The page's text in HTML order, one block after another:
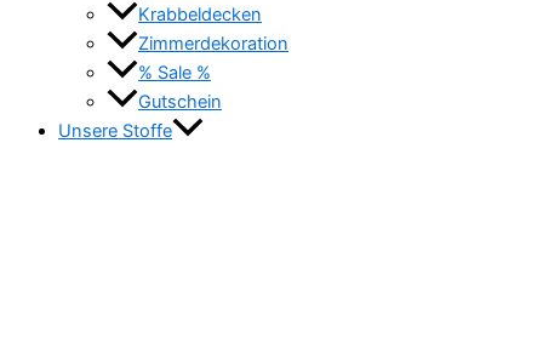
Krabbeldecken
Zimmerdekoration
% Sale %
Gutschein
Unsere Stoffe